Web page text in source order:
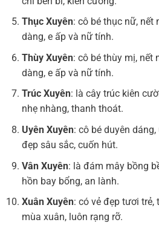
Thục Xuyên: cô bé thục nữ, nết
dàng, e ấp và nữ tính.
Thùy Xuyên: cô bé thùy mị, nết
dàng, e ấp và nữ tính.
Trúc Xuyên: là cây trúc kiên
nhẹ nhàng, thanh thoát.
Uyên Xuyên: cô bé duyên
đẹp sâu sắc, cuốn hút.
Vân Xuyên: là đám mây bồng
hồn bay bổng, an lành.
Xuân Xuyên: có vẻ đẹp tươi trẻ,
mùa xuân, luôn rạng rỡ.